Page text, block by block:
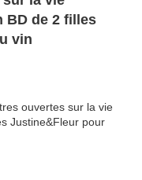
BD de 2 filles
vin